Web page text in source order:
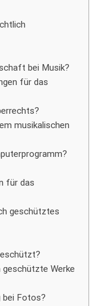
bei Musik?
für das
musikalischen
für das
geschütztes
geschützte Werke
bei Fotos?